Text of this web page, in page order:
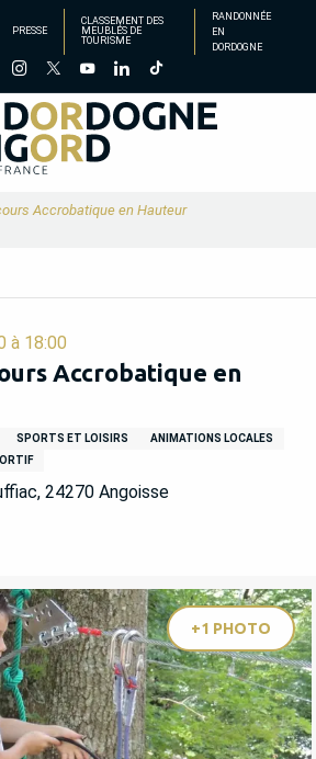
PRESSE
CLASSEMENT DES
MEUBLÉS DE
TOURISME
RANDONNÉE
EN
DORDOGNE
Accrobatique en Hauteur
à 18:00
Accrobatique en
SPORTS ET LOISIRS
ANIMATIONS LOCALES
24270 Angoisse
+1 PHOTO